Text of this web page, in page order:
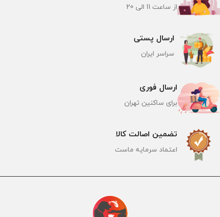
تضمین اصالت کالا
اعتماد سرمایه ماست
ارسال فوری
برای ساکنین تهران
ارسال پستی
سراسر ایران
از ساعت 11 الی 20